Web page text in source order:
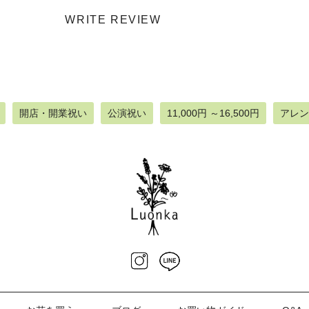
WRITE REVIEW
開店・開業祝い 公演祝い 11,000円 ～16,500円 アレ